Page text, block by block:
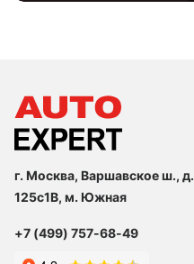
г. Москва, Варшавское ш., д.
125с1В, м. Южная
+7 (499) 757-68-49